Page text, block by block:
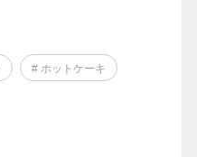
# ホットケーキ